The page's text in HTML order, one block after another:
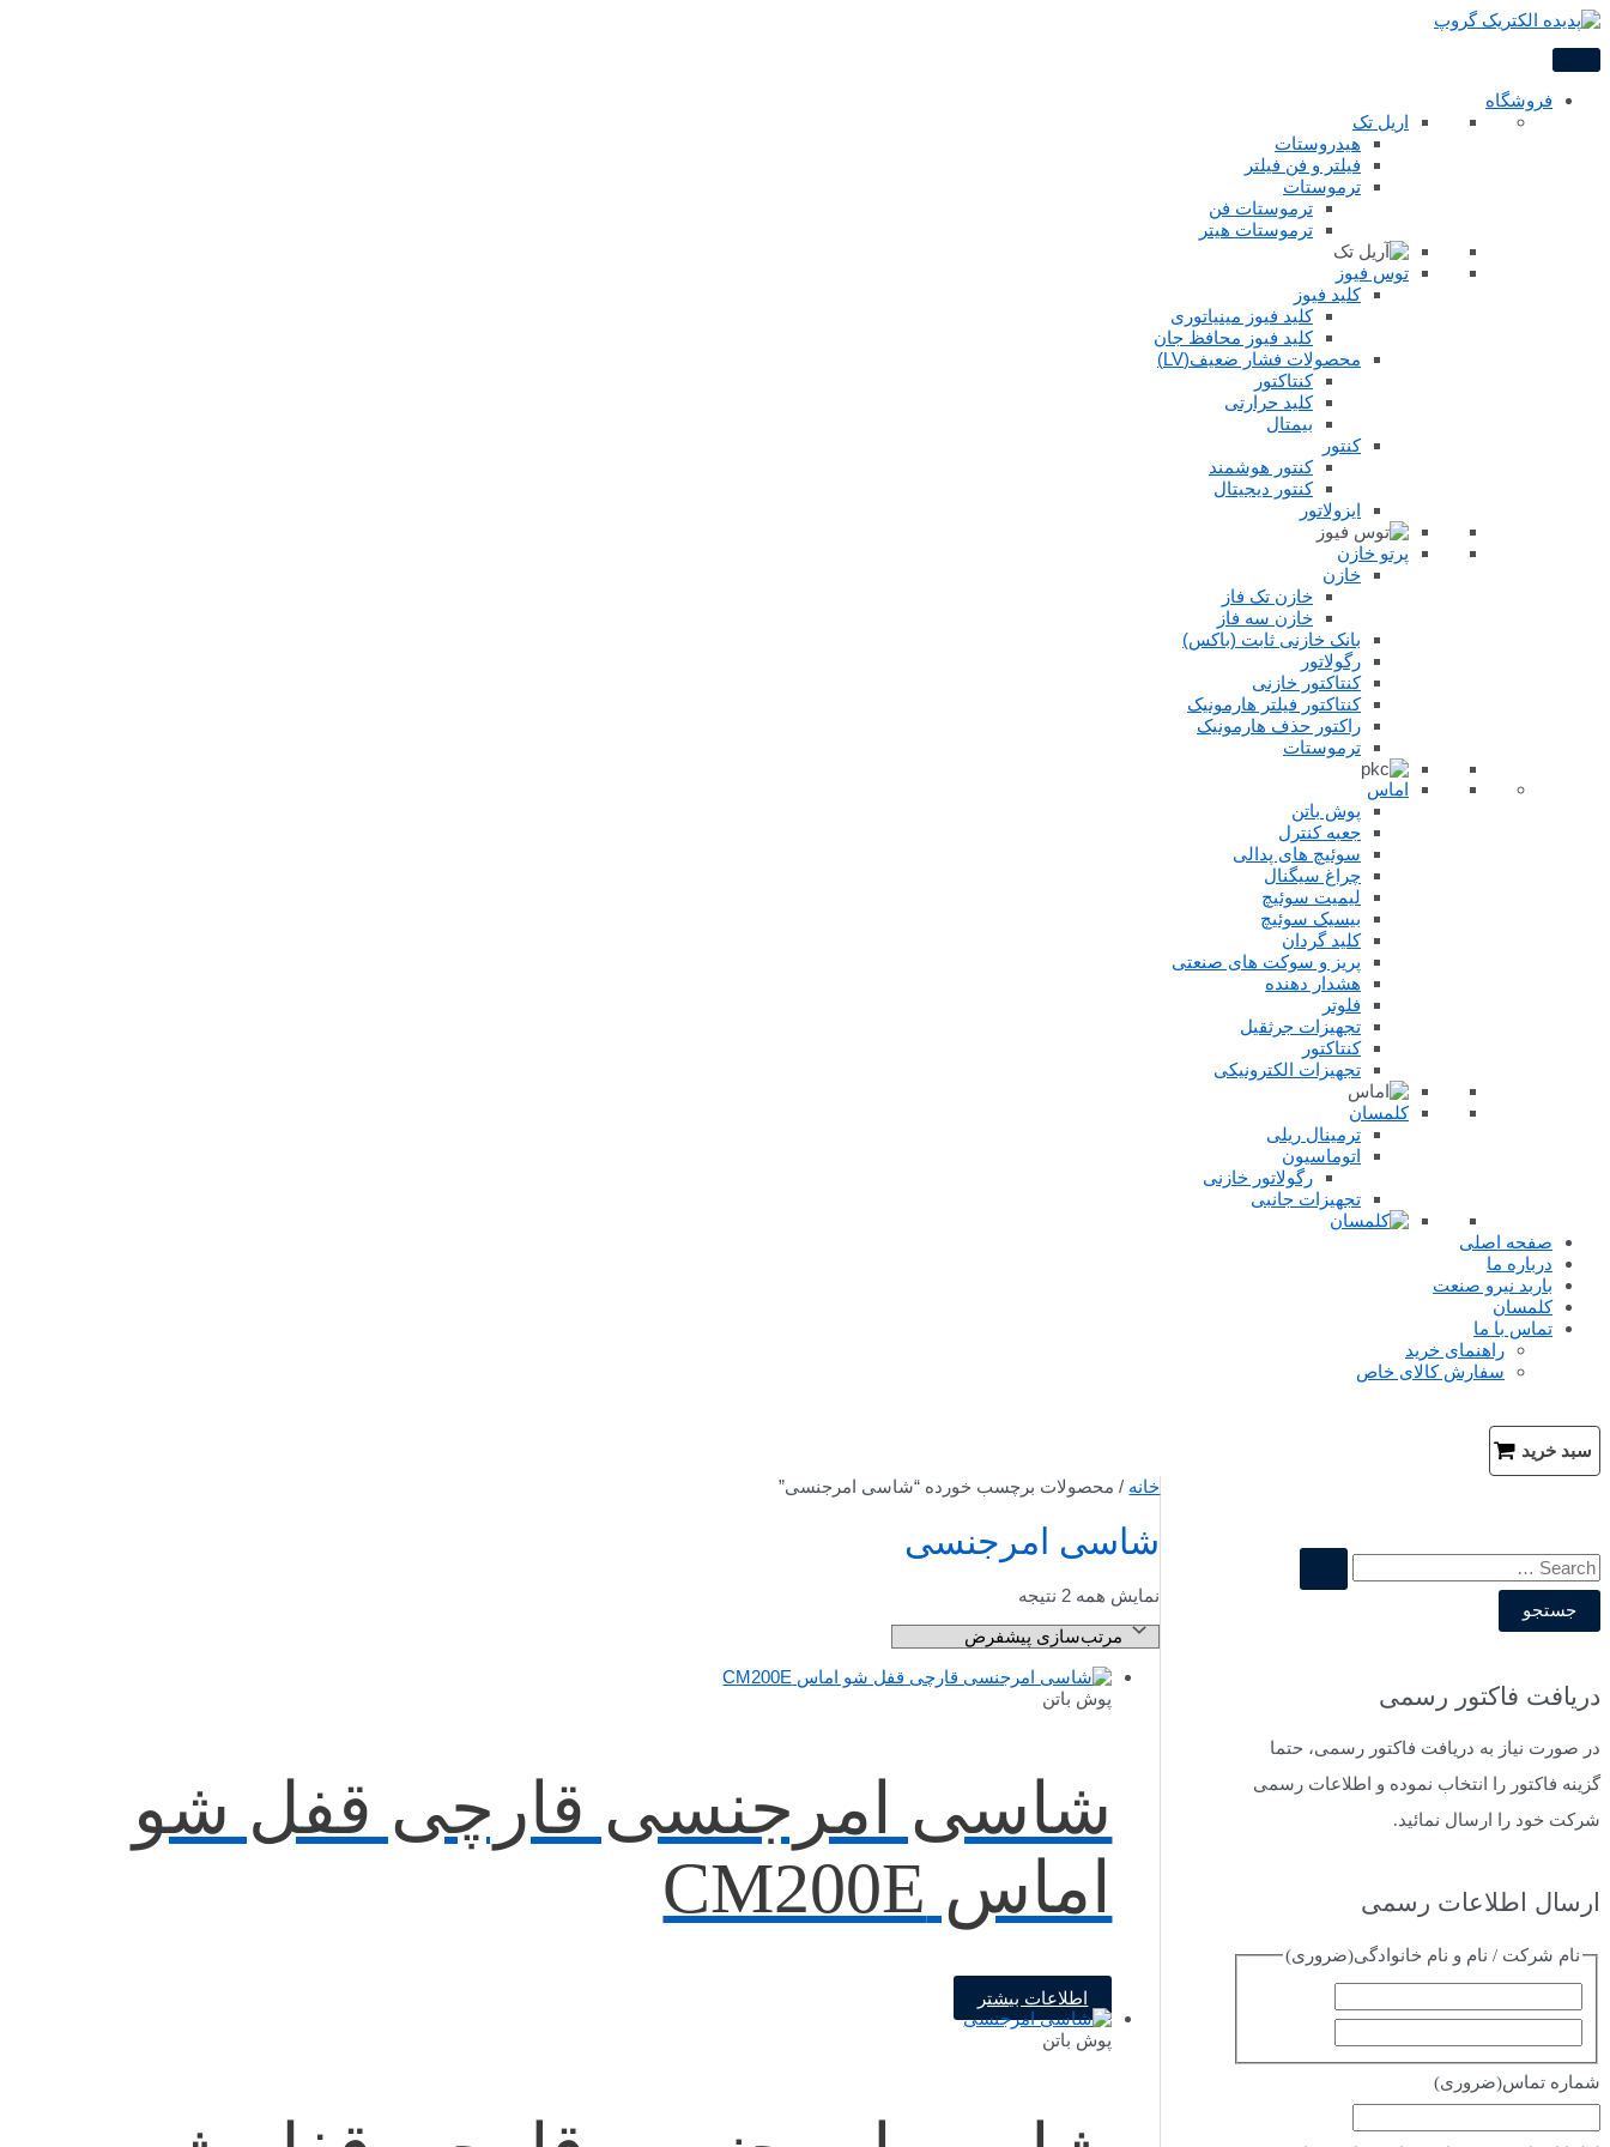
فروشگاه
اریل تک
هیدروستات
فیلتر و فن فیلتر
ترموستات
ترموستات فن
ترموستات هیتر
توس فیوز
کلید فیوز
کلید فیوز مینیاتوری
کلید فیوز محافظ جان
محصولات فشار ضعیف(LV)
کنتاکتور
کلید حرارتی
بیمتال
کنتور
کنتور هوشمند
کنتور دیجیتال
ایزولاتور
پرتو خازن
خازن
خازن تک فاز
خازن سه فاز
بانک خازنی ثابت (باکس)
رگولاتور
کنتاکتور خازنی
کنتاکتور فیلتر هارمونیک
راکتور حذف هارمونیک
ترموستات
اماس
پوش باتن
جعبه کنترل
سوئیچ های پدالی
چراغ سیگنال
لیمیت سوئیچ
بیسیک سوئیچ
کلید گردان
پریز و سوکت های صنعتی
هشدار دهنده
فلوتر
تجهیزات جرثقیل
کنتاکتور
تجهیزات الکترونیکی
کلمسان
ترمینال ریلی
اتوماسیون
رگولاتور خازنی
تجهیزات جانبی
صفحه اصلی
درباره ما
باربد نیرو صنعت
کلمسان
تماس با ما
راهنمای خرید
سفارش کالای خاص
سبد خرید
دریافت فاکتور رسمی
در صورت نیاز به دریافت فاکتور رسمی، حتما
گزینه فاکتور را انتخاب نموده و اطلاعات رسمی
شرکت خود را ارسال نمائید.
ارسال اطلاعات رسمی
نام شرکت / نام و نام خانوادگی(ضروری)
شماره تماس(ضروری)
خانه / محصولات برچسب خورده “شاسی امرجنسی”
شاسی امرجنسی
نمایش همه 2 نتیجه
پوش باتن
شاسی امرجنسی قارچی قفل شو
اماس CM200E
اطلاعات بیشتر
پوش باتن